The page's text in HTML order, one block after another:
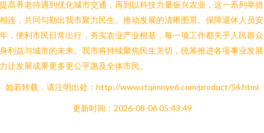
高养老待遇到优化城市交通，再到以科技力量振兴农业，这一系列举
连，共同勾勒出我市聚力民生、推动发展的清晰图景。保障退休人员
，便利市民日常出行，夯实农业产业根基，每一项工作都关乎人民群
利益与城市的未来。我市将持续聚焦民生关切，统筹推进各项事业发
让发展成果更多更公平惠及全体市民。
如若转载，请注明出处：http://www.rtqimnye6.com/product/54.html
更新时间：2026-08-06 05:43:49